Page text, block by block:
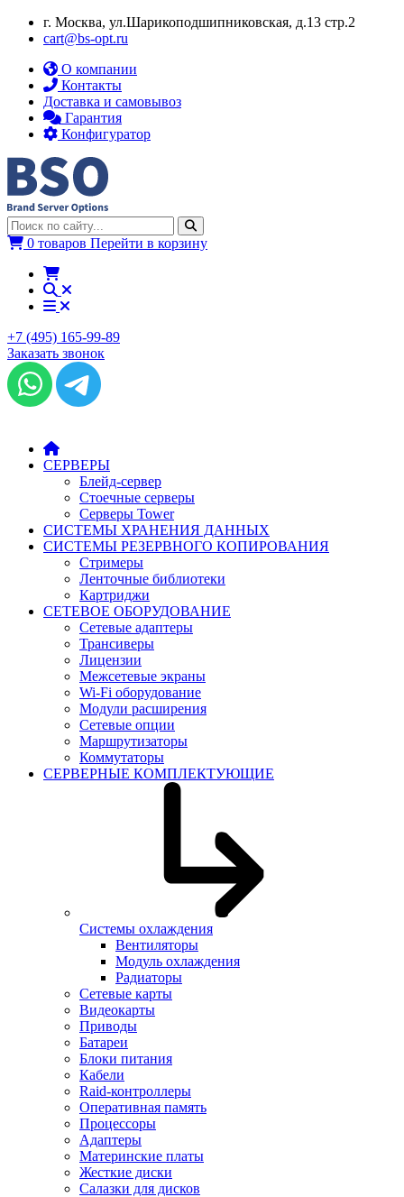
г. Москва, ул.​​Шарикоподшипниковская, д.13 стр.2
cart@bs-opt.ru
О компании
Контакты
Доставка и самовывоз
Гарантия
Конфигуратор
0 товаров Перейти в корзину
+7 (495) 165-99-89
Заказать звонок
СЕРВЕРЫ
Блейд-сервер
Стоечные серверы
Серверы Tower
СИСТЕМЫ ХРАНЕНИЯ ДАННЫХ
СИСТЕМЫ РЕЗЕРВНОГО КОПИРОВАНИЯ
Стримеры
Ленточные библиотеки
Картриджи
СЕТЕВОЕ ОБОРУДОВАНИЕ
Сетевые адаптеры
Трансиверы
Лицензии
Межсетевые экраны
Wi-Fi оборудование
Модули расширения
Сетевые опции
Маршрутизаторы
Коммутаторы
СЕРВЕРНЫЕ КОМПЛЕКТУЮЩИЕ
Системы охлаждения
Вентиляторы
Модуль охлаждения
Радиаторы
Сетевые карты
Видеокарты
Приводы
Батареи
Блоки питания
Кабели
Raid-контроллеры
Оперативная память
Процессоры
Адаптеры
Материнские платы
Жесткие диски
Салазки для дисков